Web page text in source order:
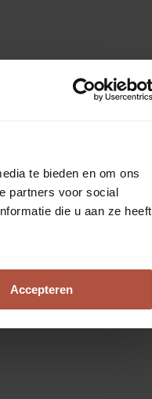
te bieden en om ons
partners voor social
die u aan ze heeft
Accepteren